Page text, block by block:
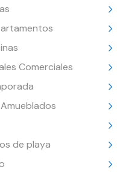
Comerciales
de playa